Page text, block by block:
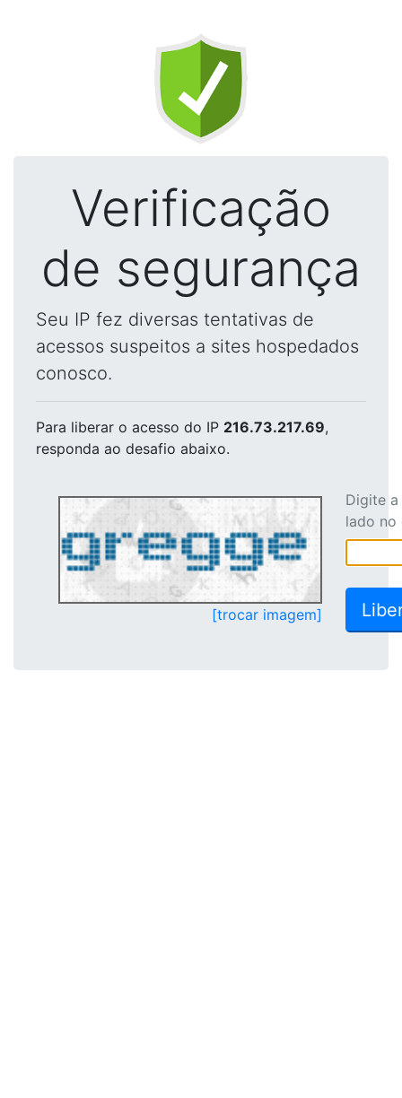
Verificação
de segurança
Seu IP fez diversas tentativas de
acessos suspeitos a sites hospedados
conosco.
Para liberar o acesso do IP 216.73.217.69,
responda ao desafio abaixo.
[trocar imagem]
Digite
lado no